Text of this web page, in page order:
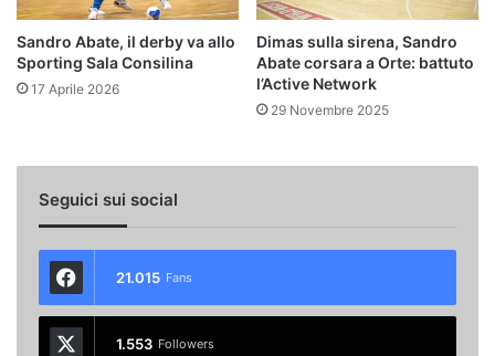
Sandro Abate, il derby va allo
Sporting Sala Consilina
17 Aprile 2026
Dimas sulla sirena, Sandro
Abate corsara a Orte: battuto
l’Active Network
29 Novembre 2025
Seguici sui social
21.015 Fans
1.553 Followers